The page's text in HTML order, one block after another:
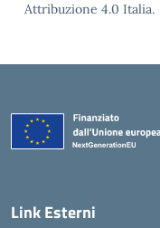
Attribuzione 4.0 Italia.
Link Esterni